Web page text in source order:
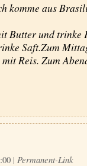
komme aus
Butter und trinke
Saft.Zum
Reis. Zum
| Permanent-Link